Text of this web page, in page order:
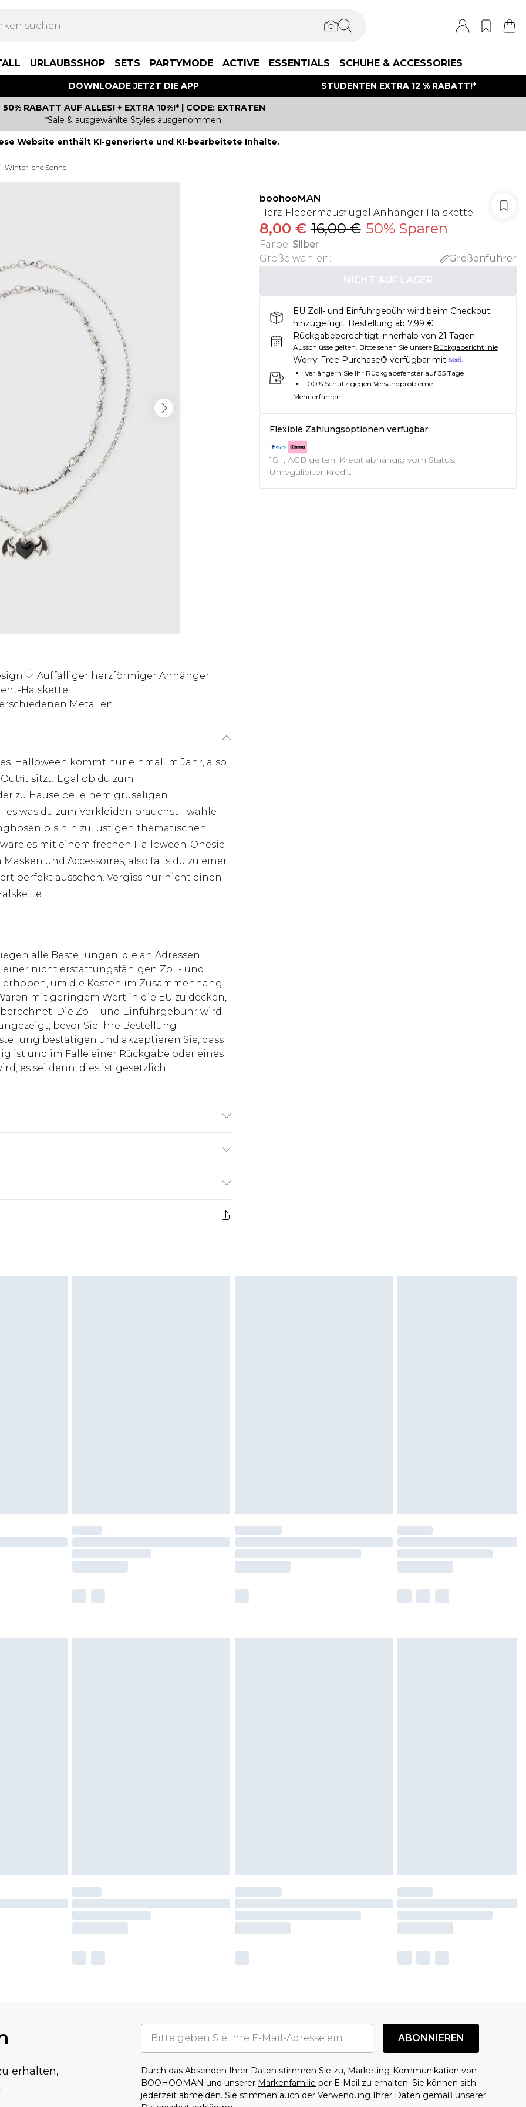
URLAUBSSHOP SETS PARTYMODE ACTIVE ESSENTIALS SCHUHE & ACCESSORIES
DOWNLOADE JETZT DIE APP STUDENTEN EXTRA 12 % RABATT!*
50% RABATT AUF ALLES! + EXTRA 10%!* | CODE: EXTRATEN
*Sale & ausgewählte Styles ausgenommen.
Website enthält KI-generierte und KI-bearbeitete Inhalte.
Winterliche Sonne
Auffälliger herzförmiger Anhänger
Halskette
Metallen
Halloween kommt nur einmal im Jahr, also
sitzt! Egal ob du zum
zu Hause bei einem gruseligen
was du zum Verkleiden brauchst - wähle
bis hin zu lustigen thematischen
es mit einem frechen Halloween-Onesie
und Accessoires, also falls du zu einer
perfekt aussehen. Vergiss nur nicht einen
alle Bestellungen, die an Adressen
nicht erstattungsfähigen Zoll- und
um die Kosten im Zusammenhang
mit geringem Wert in die EU zu decken,
Die Zoll- und Einfuhrgebühr wird
bevor Sie Ihre Bestellung
bestätigen und akzeptieren Sie, dass
ist und im Falle einer Rückgabe oder eines
es sei denn, dies ist gesetzlich
€7.99
€14.99
sowie Bademode oder
boohooMAN
Herz-Fledermausflügel Anhänger Halskette
8,00 € 16,00 € 50% Sparen
Farbe: Silber
Größe wählen:
Größenführer
NICHT AUF LAGER
EU Zoll- und Einfuhrgebühr wird beim Checkout
hinzugefügt. Bestellung ab 7,99 €
Rückgabeberechtigt innerhalb von 21 Tagen
Ausschlüsse gelten. Bitte sehen Sie unsere Rückgaberichtlinie
Worry-Free Purchase® verfügbar mit
Verlängern Sie Ihr Rückgabefenster auf 35 Tage
100% Schutz gegen Versandprobleme
Mehr erfahren
Flexible Zahlungsoptionen verfügbar
18+, AGB gelten. Kredit abhängig vom Status.
Unregulierter Kredit.
erhalten,
ABONNIEREN
Durch das Absenden Ihrer Daten stimmen Sie zu, Marketing-Kommunikation von
BOOHOOMAN und unserer Markenfamilie per E-Mail zu erhalten. Sie können sich
jederzeit abmelden. Sie stimmen auch der Verwendung Ihrer Daten gemäß unserer